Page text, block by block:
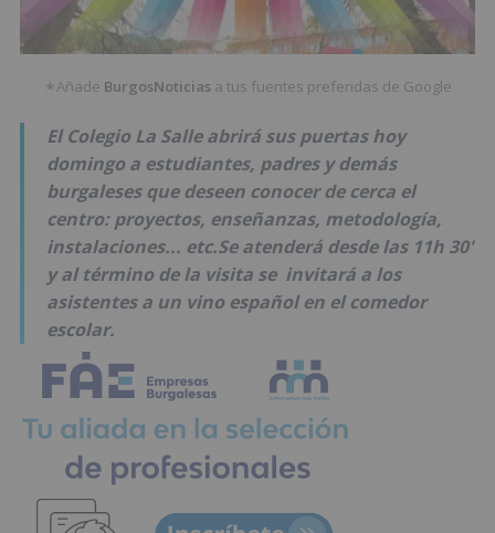
★ Añade BurgosNoticias a tus fuentes preferidas de Google
El Colegio La Salle abrirá sus puertas hoy
domingo a estudiantes, padres y demás
burgaleses que deseen conocer de cerca el
centro: proyectos, enseñanzas, metodología,
instalaciones... etc.Se atenderá desde las 11h 30'
y al término de la visita se invitará a los
asistentes a un vino español en el comedor
escolar.